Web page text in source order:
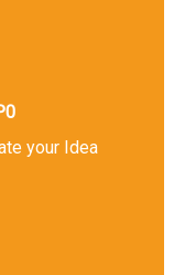
your Idea